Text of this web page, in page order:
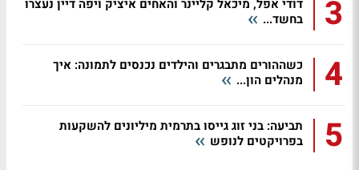
3
דודי אפל, מיכאל קליינר והאחים איציק ויפה דיין נעצרו
בחשד...
4
כשההורים מתבגרים והילדים נכנסים לתמונה: איך
מנהלים הון...
5
תביעה: בני זוג גייסו בתרמית מיליונים להשקעות
בפרויקטים לנופש